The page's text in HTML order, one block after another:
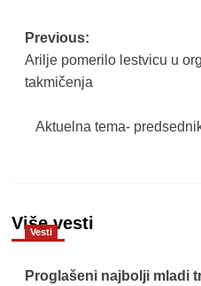
Post
navigation
Previous:
Arilje pomerilo lestvicu u
takmičenja
Aktuelna tema-
Više vesti
Vesti
Proglašeni najbolji mladi